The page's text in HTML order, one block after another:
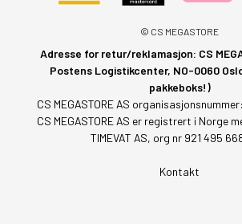
© CS MEGASTORE
Adresse for retur/reklamasjon: CS
Postens Logistikcenter, NO-0060
pakkeboks!)
CS MEGASTORE AS
CS MEGASTORE AS er registrert i Norge
TIMEVAT AS, org nr 921 495
Kontakt